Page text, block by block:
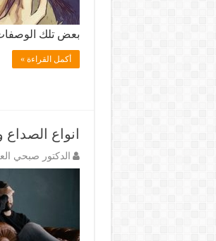
بعض تلك
أكمل القراءة »
انواع
الدكتور صبحي